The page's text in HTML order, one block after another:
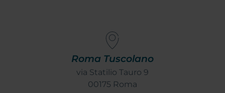
Roma Tuscolano
via Statilio Tauro 9
00175 Roma